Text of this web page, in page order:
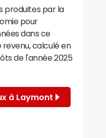
produites par la
pour
dans ce
calculé en
de l'année 2025
à Laymont